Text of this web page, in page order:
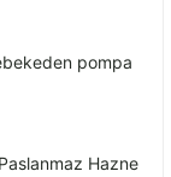
pompa
Paslanmaz Hazne